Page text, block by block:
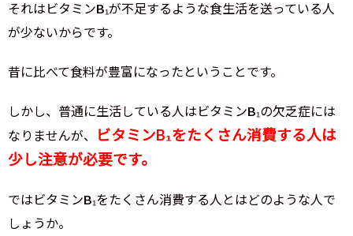
それはビタミンB₁が不足するような食生活を送っている人
が少ないからです。
昔に比べて食料が豊富になったということです。
しかし、普通に生活している人はビタミンB₁の欠乏症には
なりませんが、
ビタミンB₁をたくさん消費する人は
少し注意が必要です。
ではビタミンB₁をたくさん消費する人とはどのような人で
しょうか。